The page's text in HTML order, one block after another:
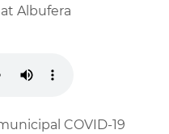
Albufera
COVID-19